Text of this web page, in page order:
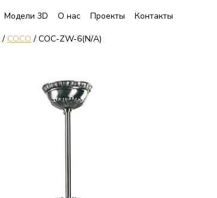
Модели 3D О нас Проекты Контакты
/ COCO / COC-ZW-6(N/A)